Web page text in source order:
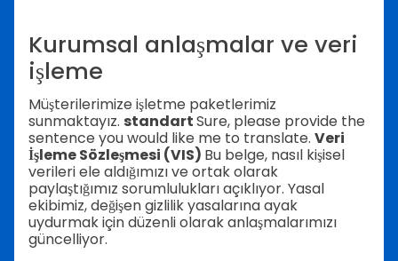
Kurumsal anlaşmalar ve veri
işleme
Müşterilerimize işletme paketlerimiz
sunmaktayız. standartSure, please provide the
sentence you would like me to translate. Veri
İşleme Sözleşmesi (VIS) Bu belge, nasıl kişisel
verileri ele aldığımızı ve ortak olarak
paylaştığımız sorumlulukları açıklıyor. Yasal
ekibimiz, değişen gizlilik yasalarına ayak
uydurmak için düzenli olarak anlaşmalarımızı
güncelliyor.